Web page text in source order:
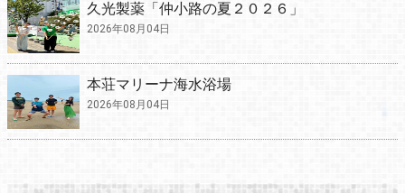
久光製薬「仲小路の夏２０２６」
2026年08月04日
本荘マリーナ海水浴場
2026年08月04日